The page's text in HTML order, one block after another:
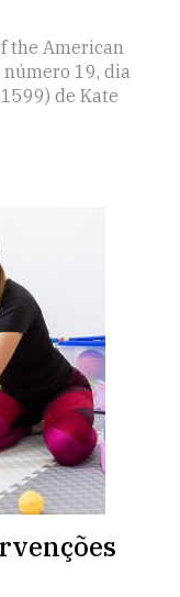
the American
19, dia
de Kate